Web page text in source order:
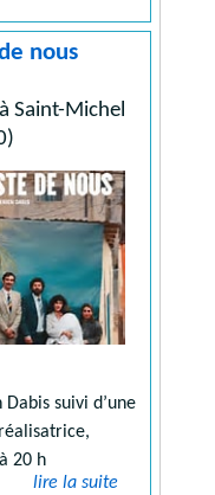
nous
Saint-Michel
suivi d’une
20 h
lire la suite